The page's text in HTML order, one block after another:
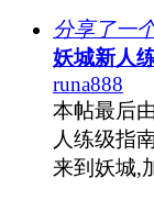
分享了一
妖城新人
runa888
本帖最后
人练级指
来到妖城,